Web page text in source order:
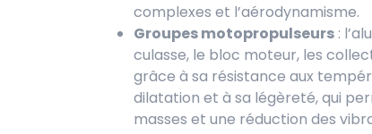
complexes et l’aérodynamisme.
Groupes motopropulseurs :
culasse, le bloc moteur, les
grâce à sa résistance aux
dilatation et à sa légèreté, qui
masses et une réduction des